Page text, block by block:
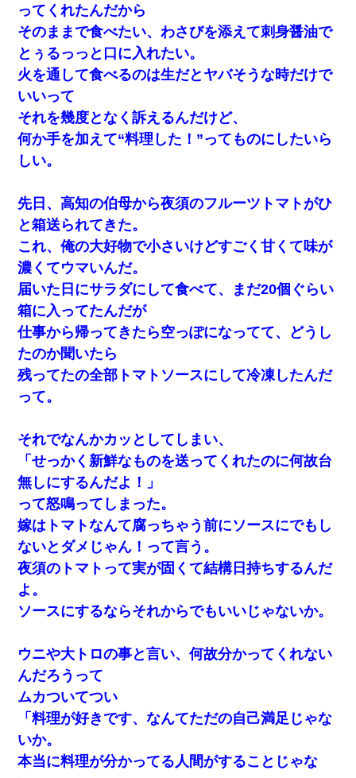
ってくれたんだから
そのままで食べたい、わさびを添えて刺身醤油で
とぅるっっと口に入れたい。
火を通して食べるのは生だとヤバそうな時だけで
いいって
それを幾度となく訴えるんだけど、
何か手を加えて“料理した！”ってものにしたいら
しい。
先日、高知の伯母から夜須のフルーツトマトがひ
と箱送られてきた。
これ、俺の大好物で小さいけどすごく甘くて味が
濃くてウマいんだ。
届いた日にサラダにして食べて、まだ20個ぐらい
箱に入ってたんだが
仕事から帰ってきたら空っぽになってて、どうし
たのか聞いたら
残ってたの全部トマトソースにして冷凍したんだ
って。
それでなんかカッとしてしまい、
「せっかく新鮮なものを送ってくれたのに何故台
無しにするんだよ！」
って怒鳴ってしまった。
嫁はトマトなんて腐っちゃう前にソースにでもし
ないとダメじゃん！って言う。
夜須のトマトって実が固くて結構日持ちするんだ
よ。
ソースにするならそれからでもいいじゃないか。
ウニや大トロの事と言い、何故分かってくれない
んだろうって
ムカついてつい
「料理が好きです、なんてただの自己満足じゃな
いか。
本当に料理が分かってる人間がすることじゃな